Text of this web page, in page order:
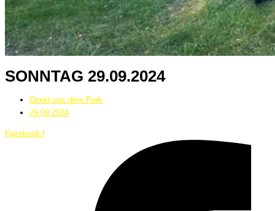
SONNTAG 29.09.2024
Direkt aus dem Park
29.09.2024
Facebook-f